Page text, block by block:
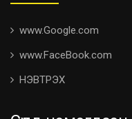
www.Google.com
www.FaceBook.com
НЭВТРЭХ